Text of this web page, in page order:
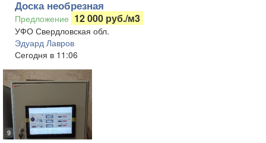
Доска необрезная
Предложение 12 000 руб./м3
УФО Свердловская обл.
Эдуард Лавров
Сегодня в 11:06
9